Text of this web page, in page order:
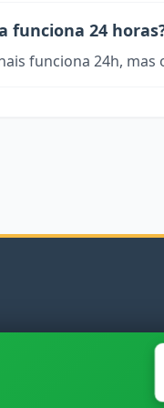
funciona 24
funciona 24h,